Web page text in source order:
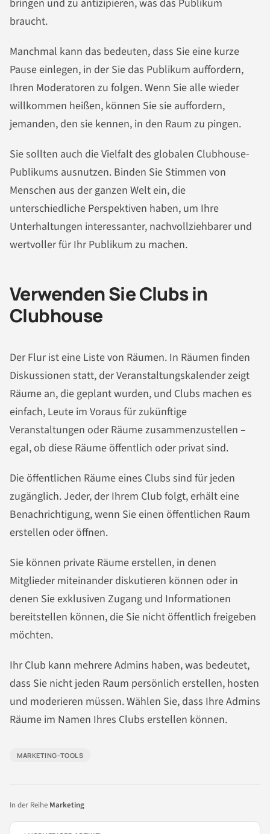
bringen und zu antizipieren, was das Publikum
braucht.
Manchmal kann das bedeuten, dass Sie eine kurze
Pause einlegen, in der Sie das Publikum auffordern,
Ihren Moderatoren zu folgen. Wenn Sie alle wieder
willkommen heißen, können Sie sie auffordern,
jemanden, den sie kennen, in den Raum zu pingen.
Sie sollten auch die Vielfalt des globalen Clubhouse-
Publikums ausnutzen. Binden Sie Stimmen von
Menschen aus der ganzen Welt ein, die
unterschiedliche Perspektiven haben, um Ihre
Unterhaltungen interessanter, nachvollziehbarer und
wertvoller für Ihr Publikum zu machen.
Verwenden Sie Clubs in
Clubhouse
Der Flur ist eine Liste von Räumen. In Räumen finden
Diskussionen statt, der Veranstaltungskalender zeigt
Räume an, die geplant wurden, und Clubs machen es
einfach, Leute im Voraus für zukünftige
Veranstaltungen oder Räume zusammenzustellen –
egal, ob diese Räume öffentlich oder privat sind.
Die öffentlichen Räume eines Clubs sind für jeden
zugänglich. Jeder, der Ihrem Club folgt, erhält eine
Benachrichtigung, wenn Sie einen öffentlichen Raum
erstellen oder öffnen.
Sie können private Räume erstellen, in denen
Mitglieder miteinander diskutieren können oder in
denen Sie exklusiven Zugang und Informationen
bereitstellen können, die Sie nicht öffentlich freigeben
möchten.
Ihr Club kann mehrere Admins haben, was bedeutet,
dass Sie nicht jeden Raum persönlich erstellen, hosten
und moderieren müssen. Wählen Sie, dass Ihre Admins
Räume im Namen Ihres Clubs erstellen können.
MARKETING-TOOLS
In der Reihe Marketing